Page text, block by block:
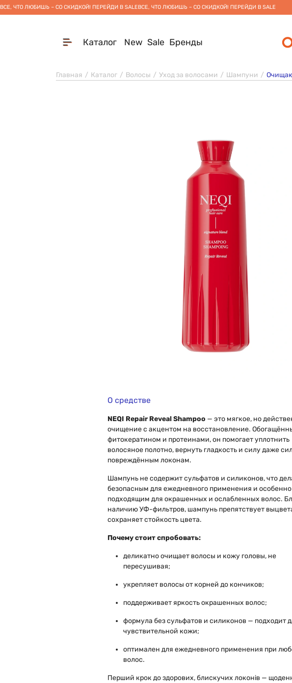
ВСЕ, ЧТО ЛЮБИШЬ – СО СКИДКОЙ! ПЕРЕЙДИ В SALEВСЕ, ЧТО ЛЮБИШЬ – СО СКИДКОЙ! ПЕРЕЙДИ В SALE
Каталог New Sale Бренды
Главная Каталог Волосы Уход за волосами Шампуни
О средстве
NEQI Repair Reveal Shampoo — это мягкое, но
очищение с акцентом на восстановление.
фитокератином и протеинами, он помогает уплотнить
волосяное полотно, вернуть гладкость и силу даже
повреждённым локонам.
Шампунь не содержит сульфатов и силиконов, что
безопасным для ежедневного применения и особенно
подходящим для окрашенных и ослабленных волос.
наличию УФ-фильтров, шампунь препятствует
сохраняет стойкость цвета.
Почему стоит спробовать:
деликатно очищает волосы и кожу головы, не
пересушивая;
укрепляет волосы от корней до кончиков;
поддерживает яркость окрашенных волос;
формула без сульфатов и силиконов — подходит
чувствительной кожи;
оптимален для ежедневного применения при
волос.
Перший крок до здорових, блискучих локонів —